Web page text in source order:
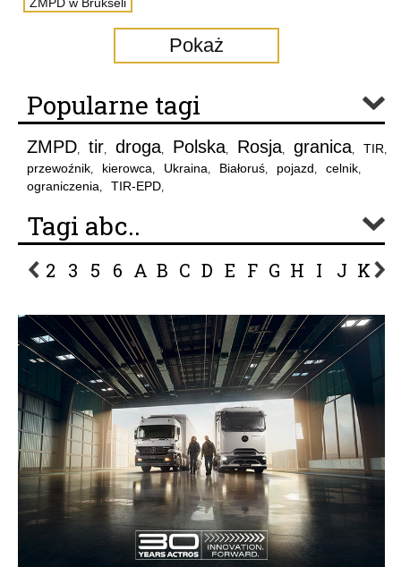
ZMPD w Brukseli
Pokaż
Popularne tagi
ZMPD, tir, droga, Polska, Rosja, granica, TIR,
przewoźnik, kierowca, Ukraina, Białoruś, pojazd, celnik,
ograniczenia, TIR-EPD,
Tagi abc..
2 3 5 6 A B C D E F G H I J K L